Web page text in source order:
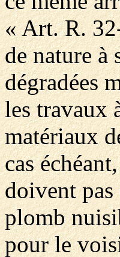
« Art. R.
de nature à
dégradées
les travaux
matériaux
cas
doivent pas
plomb
pour le